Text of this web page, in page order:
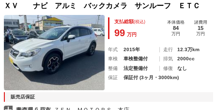
ＸＶ ナビ アルミ バックカメラ サンルーフ ＥＴＣ
支払総額(税込)
99 万円
本体価格
84
万円
諸費用
15
万円
年式 2015年 走行
12.3万km
車検
車検整備付 排気
2000cc
整備
法定整備付 修復
なし
保証
保証付 (3ヶ月・3000km)
販売店保証